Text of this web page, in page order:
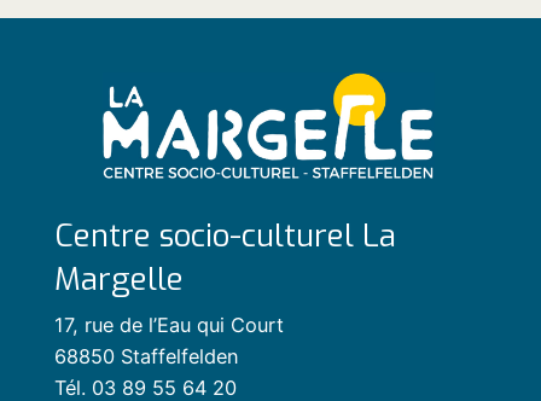
Centre socio-culturel La
Margelle
17, rue de l’Eau qui Court
68850 Staffelfelden
Tél. 03 89 55 64 20